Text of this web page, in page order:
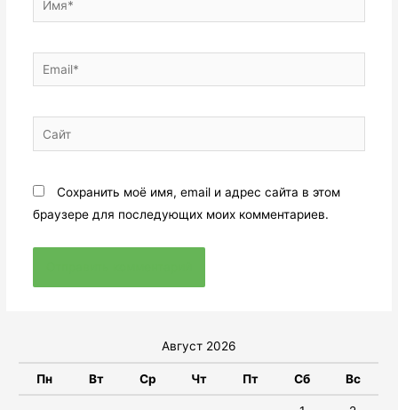
Сохранить моё имя, email и адрес сайта в этом
браузере для последующих моих комментариев.
Август 2026
Пн Вт Ср Чт Пт Сб Вс